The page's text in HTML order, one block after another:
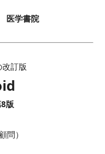
医学書院
訂版
版
問）